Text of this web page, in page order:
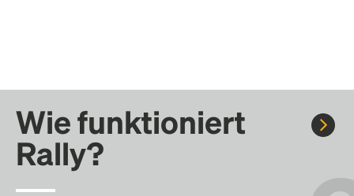
Wie funktioniert
Rally?